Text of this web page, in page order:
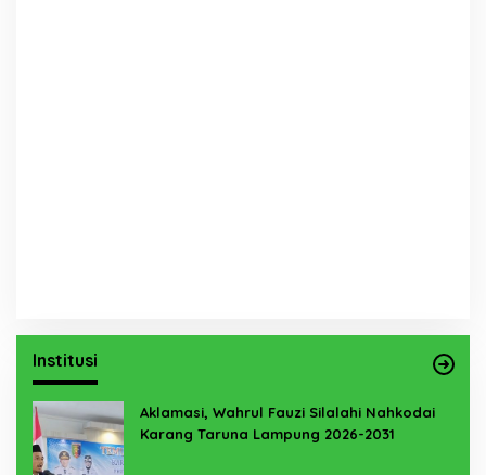
Institusi
Aklamasi, Wahrul Fauzi Silalahi Nahkodai
Karang Taruna Lampung 2026-2031